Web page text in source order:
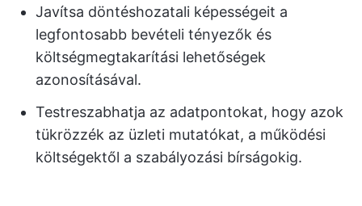
Javítsa döntéshozatali képességeit a
legfontosabb bevételi tényezők és
költségmegtakarítási lehetőségek
azonosításával.
Testreszabhatja az adatpontokat, hogy azok
tükrözzék az üzleti mutatókat, a működési
költségektől a szabályozási bírságokig.